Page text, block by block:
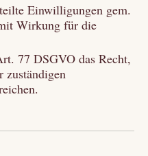
Einwilligungen gem.
Wirkung für die
77 DSGVO das Recht,
zuständigen